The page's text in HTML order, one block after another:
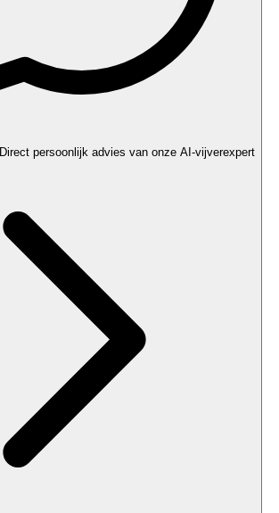
Direct persoonlijk advies van onze AI-vijverexpert